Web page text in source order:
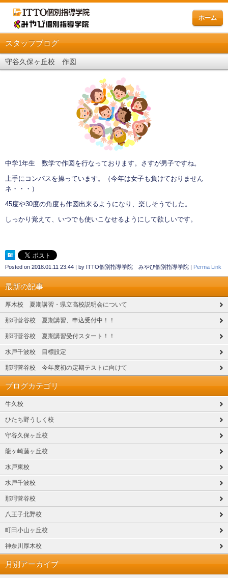
ホーム
スタッフブログ
守谷久保ヶ丘校 作図
中学1年生 数学で作図を行なっております。さすが男子ですね。
上手にコンパスを操っています。（今年は女子も負けておりません
ネ・・・）
45度や30度の角度も作図出来るようになり、楽しそうでした。
しっかり覚えて、いつでも使いこなせるようにして欲しいです。
Posted on 2018.01.11 23:44 | by ITTO個別指導学院 みやび個別指導学院 | Perma Link
最新の記事
厚木校 夏期講習・県立高校説明会について
那珂菅谷校 夏期講習、申込受付中！！
那珂菅谷校 夏期講習受付スタート！！
水戸千波校 目標設定
那珂菅谷校 今年度初の定期テストに向けて
ブログカテゴリ
牛久校
ひたち野うしく校
守谷久保ヶ丘校
龍ヶ崎藤ヶ丘校
水戸東校
水戸千波校
那珂菅谷校
八王子北野校
町田小山ヶ丘校
神奈川厚木校
月別アーカイブ